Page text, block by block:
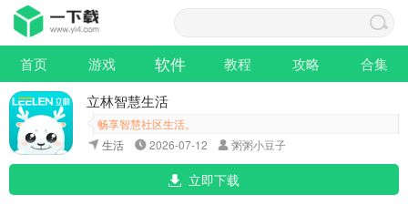
首页 游戏 软件 教程 攻略 合集
立林智慧生活
畅享智慧社区生活。
生活
2026-07-12 粥粥小豆子
立即下载